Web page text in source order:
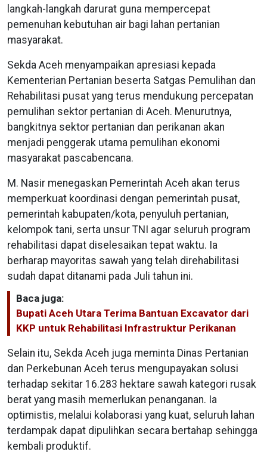
langkah-langkah darurat guna mempercepat
pemenuhan kebutuhan air bagi lahan pertanian
masyarakat.
Sekda Aceh menyampaikan apresiasi kepada
Kementerian Pertanian beserta Satgas Pemulihan dan
Rehabilitasi pusat yang terus mendukung percepatan
pemulihan sektor pertanian di Aceh. Menurutnya,
bangkitnya sektor pertanian dan perikanan akan
menjadi penggerak utama pemulihan ekonomi
masyarakat pascabencana.
M. Nasir menegaskan Pemerintah Aceh akan terus
memperkuat koordinasi dengan pemerintah pusat,
pemerintah kabupaten/kota, penyuluh pertanian,
kelompok tani, serta unsur TNI agar seluruh program
rehabilitasi dapat diselesaikan tepat waktu. Ia
berharap mayoritas sawah yang telah direhabilitasi
sudah dapat ditanami pada Juli tahun ini.
Baca juga:
Bupati Aceh Utara Terima Bantuan Excavator dari
KKP untuk Rehabilitasi Infrastruktur Perikanan
Selain itu, Sekda Aceh juga meminta Dinas Pertanian
dan Perkebunan Aceh terus mengupayakan solusi
terhadap sekitar 16.283 hektare sawah kategori rusak
berat yang masih memerlukan penanganan. Ia
optimistis, melalui kolaborasi yang kuat, seluruh lahan
terdampak dapat dipulihkan secara bertahap sehingga
kembali produktif.